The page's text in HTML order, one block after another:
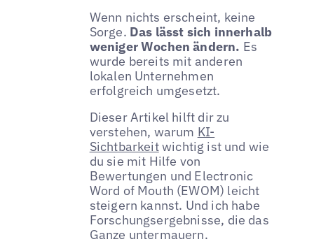
Wenn nichts erscheint, keine
Sorge. Das lässt sich innerhalb
weniger Wochen ändern. Es
wurde bereits mit anderen
lokalen Unternehmen
erfolgreich umgesetzt.
Dieser Artikel hilft dir zu
verstehen, warum KI-
Sichtbarkeitwichtig ist und wie
du sie mit Hilfe von
Bewertungen und Electronic
Word of Mouth (EWOM) leicht
steigern kannst. Und ich habe
Forschungsergebnisse, die das
Ganze untermauern.